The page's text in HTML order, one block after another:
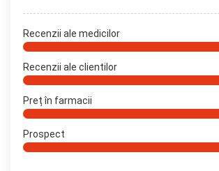
Recenzii ale medicilor
Recenzii ale clientilor
Preț în farmacii
Prospect